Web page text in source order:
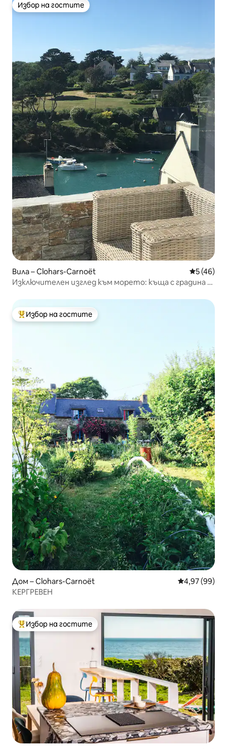
Избор на гостите
Избор на гостите
Вила – Clohars-Carnoët Средна
5 (46)
Изключителен изглед към морето: къща с градина в
Най-популярен избор на гостите
Избор на гостите
Дом – Clohars-Carnoët Средна
4,97 (99)
КЕРГРЕВЕН
Най-популярен избор на гостите
Избор на гостите